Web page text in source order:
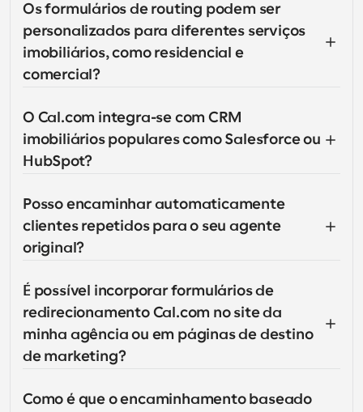
Os formulários de routing podem ser
personalizados para diferentes serviços
imobiliários, como residencial e
comercial?
O Cal.com integra-se com CRM
imobiliários populares como Salesforce ou
HubSpot?
Posso encaminhar automaticamente
clientes repetidos para o seu agente
original?
É possível incorporar formulários de
redirecionamento Cal.com no site da
minha agência ou em páginas de destino
de marketing?
Como é que o encaminhamento baseado